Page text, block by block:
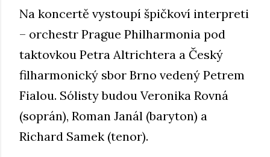
Na koncertě vystoupí špičkoví interpreti
– orchestr Prague Philharmonia pod
taktovkou Petra Altrichtera a Český
filharmonický sbor Brno vedený Petrem
Fialou. Sólisty budou Veronika Rovná
(soprán), Roman Janál (baryton) a
Richard Samek (tenor).